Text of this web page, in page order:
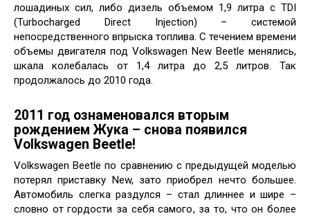
лошадиных сил, либо дизель объемом 1,9 литра с TDI
(Turbocharged Direct Injection) – системой
непосредственного впрыска топлива. С течением времени
объемы двигателя под Volkswagen New Beetle менялись,
шкала колебалась от 1,4 литра до 2,5 литров. Так
продолжалось до 2010 года.
2011 год ознаменовался вторым
рождением Жука – снова появился
Volkswagen Beetle!
Volkswagen Beetle по сравнению с предыдущей моделью
потерял приставку New, зато приобрел нечто большее.
Автомобиль слегка раздулся – стал длиннее и шире –
словно от гордости за себя самого, за то, что он более